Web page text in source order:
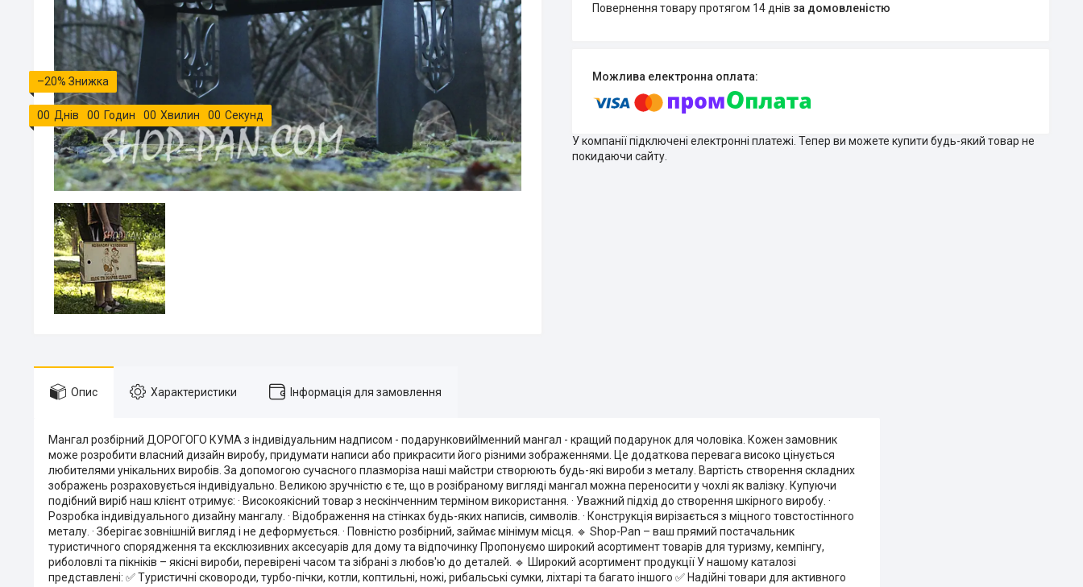
–20%
00 Днів 00 Годин 00 Хвилин 00 Секунд
повернення товару протягом 14 днів за домовленістю
У компанії підключені електронні платежі. Тепер ви можете купити будь-який товар не
покидаючи сайту.
Опис Характеристики Інформація для замовлення
Мангал розбірний ДОРОГОГО КУМА з індивідуальним надписом - подарунковийІменний мангал - кращий подарунок для чоловіка. Кожен замовник
може розробити власний дизайн виробу, придумати написи або прикрасити його різними зображеннями. Це додаткова перевага високо цінується
любителями унікальних виробів. За допомогою сучасного плазморіза наші майстри створюють будь-які вироби з металу. Вартість створення складних
зображень розраховується індивідуально. Великою зручністю є те, що в розібраному вигляді мангал можна переносити у чохлі як валізку. Купуючи
подібний виріб наш клієнт отримує: · Високоякісний товар з нескінченним терміном використання. · Уважний підхід до створення шкірного виробу. ·
Розробка індивідуального дизайну мангалу. · Відображення на стінках будь-яких написів, символів. · Конструкція вирізається з міцного товстостінного
металу. · Зберігає зовнішній вигляд і не деформується. · Повністю розбірний, займає мінімум місця. 🔹 Shop-Pan – ваш прямий постачальник
туристичного спорядження та ексклюзивних аксесуарів для дому та відпочинку Пропонуємо широкий асортимент товарів для туризму, кемпінгу,
риболовлі та пікніків – якісні вироби, перевірені часом та зібрані з любов'ю до деталей. 🔹 Широкий асортимент продукції У нашому каталозі
представлені: ✅ Туристичні сковороди, турбо-пічки, котли, коптильні, ножі, рибальські сумки, ліхтарі та багато іншого ✅ Надійні товари для активного